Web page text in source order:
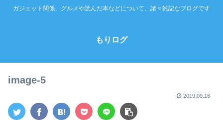
ガジェット関係、グルメや読んだ本などについて、諸々雑記なブログです
もりログ
image-5
2019.09.16